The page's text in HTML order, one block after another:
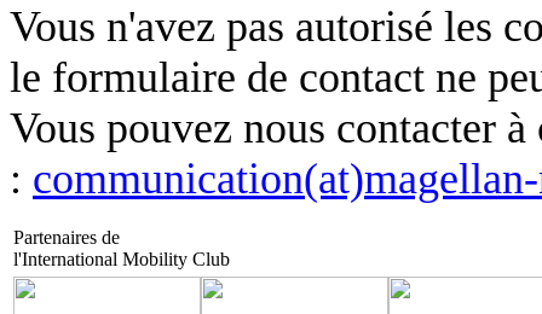
Vous n'avez pas autorisé les
le formulaire de contact ne
Vous pouvez nous contacter à
:
Partenaires de
l'International Mobility Club